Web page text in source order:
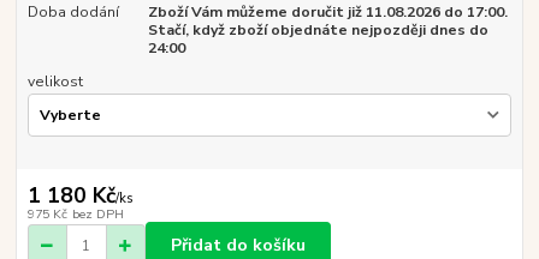
Doba dodání
Zboží Vám můžeme doručit již 11.08.2026 do 17:00.
Stačí, když zboží objednáte nejpozději dnes do
24:00
velikost
1 180 Kč/ks
975 Kč bez DPH
Přidat do košíku